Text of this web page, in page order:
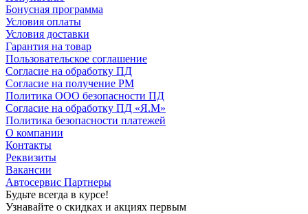
Бонусная программа
Условия оплаты
Условия доставки
Гарантия на товар
Пользовательское соглашение
Согласие на обработку ПД
Согласие на получение РМ
Политика ООО безопасности ПД
Согласие на обработку ПД «Я.М»
Политика безопасности платежей
О компании
Контакты
Реквизиты
Вакансии
Автосервис Партнеры
Будьте всегда в курсе!
Узнавайте о скидках и акциях первым